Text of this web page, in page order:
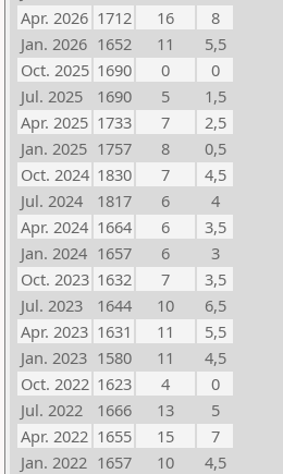
Apr. 2026 1712 16
8
Jan. 2026 1652 11
5,5
Oct. 2025 1690 0
0
Jul. 2025
1690 5
1,5
Apr. 2025 1733 7
2,5
Jan. 2025 1757 8
0,5
Oct. 2024 1830 7
4,5
Jul. 2024
1817 6
4
Apr. 2024 1664 6
3,5
Jan. 2024 1657 6
3
Oct. 2023 1632 7
3,5
Jul. 2023
1644 10
6,5
Apr. 2023 1631 11
5,5
Jan. 2023 1580 11
4,5
Oct. 2022 1623 4
0
Jul. 2022
1666 13
5
Apr. 2022 1655 15
7
Jan. 2022 1657 10
4,5